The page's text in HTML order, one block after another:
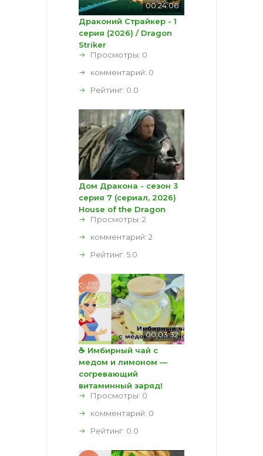
00:24:06
Драконий Страйкер - 1
серия (2026) / Dragon
Striker
Просмотры: 0
комментарий: 0
Рейтинг: 0.0
Дом Дракона - сезон 3
серия 7 (сериал, 2026)
House of the Dragon
Просмотры: 2
комментарий: 2
Рейтинг: 5.0
00:03:32
☕ Имбирный чай с
медом и лимоном —
согревающий
витаминный заряд!
Просмотры: 0
комментарий: 0
Рейтинг: 0.0